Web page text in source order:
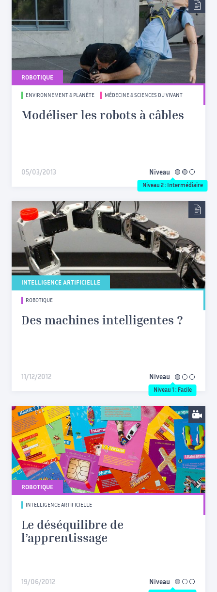
ROBOTIQUE
ENVIRONNEMENT & PLANÈTE MÉDECINE & SCIENCES DU VIVANT
Modéliser les robots à câbles
05/03/2013 Niveau intermédiaire
Niveau 2 : Intermédiaire
INTELLIGENCE ARTIFICIELLE
ROBOTIQUE
Des machines intelligentes ?
11/12/2012 Niveau facile
Niveau 1 : Facile
ROBOTIQUE
INTELLIGENCE ARTIFICIELLE
Le déséquilibre de
l’apprentissage
19/06/2012 Niveau facile